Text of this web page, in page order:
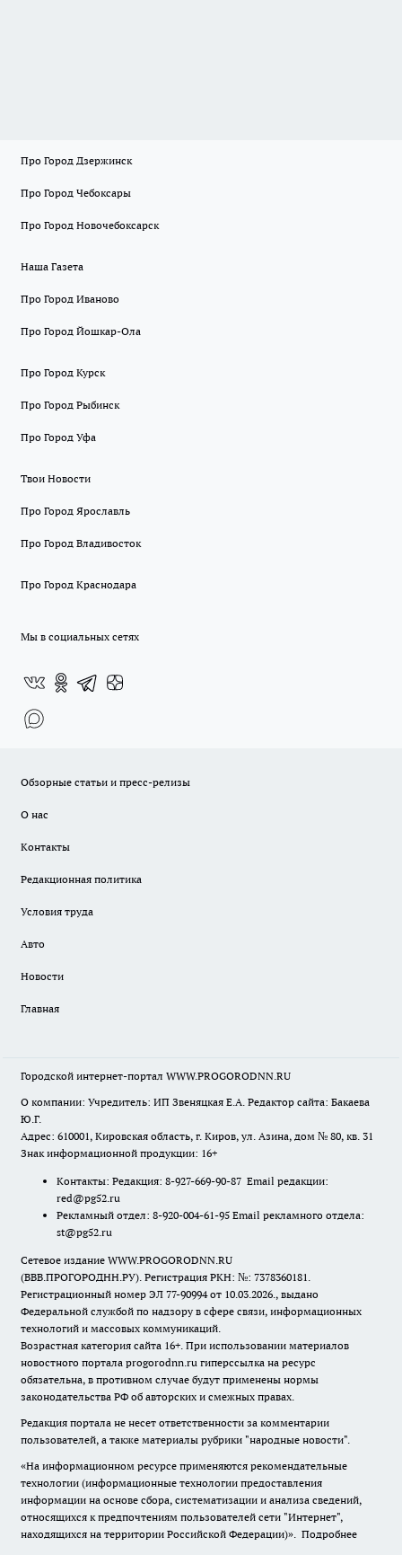
Про Город Дзержинск
Про Город Чебоксары
Про Город Новочебоксарск
Наша Газета
Про Город Иваново
Про Город Йошкар-Ола
Про Город Курск
Про Город Рыбинск
Про Город Уфа
Твои Новости
Про Город Ярославль
Про Город Владивосток
Про Город Краснодара
Мы в социальных сетях
Обзорные статьи и пресс-релизы
О нас
Контакты
Редакционная политика
Условия труда
Авто
Новости
Главная
Городской интернет-портал WWW.PROGORODNN.RU
О компании: Учредитель: ИП Звеняцкая Е.А. Редактор сайта: Бакаева
Ю.Г.
Адрес: 610001, Кировская область, г. Киров, ул. Азина, дом № 80, кв. 31
Знак информационной продукции: 16+
Контакты: Редакция: 8-927-669-90-87 Email редакции:
red@pg52.ru
Рекламный отдел: 8-920-004-61-95 Email рекламного отдела:
st@pg52.ru
Сетевое издание WWW.PROGORODNN.RU
(ВВВ.ПРОГОРОДНН.РУ). Регистрация РКН: №: 7378360181.
Регистрационный номер ЭЛ 77-90994 от 10.03.2026., выдано
Федеральной службой по надзору в сфере связи, информационных
технологий и массовых коммуникаций.
Возрастная категория сайта 16+. При использовании материалов
новостного портала progorodnn.ru гиперссылка на ресурс
обязательна, в противном случае будут применены нормы
законодательства РФ об авторских и смежных правах.
Редакция портала не несет ответственности за комментарии
пользователей, а также материалы рубрики "народные новости".
«На информационном ресурсе применяются рекомендательные
технологии (информационные технологии предоставления
информации на основе сбора, систематизации и анализа сведений,
относящихся к предпочтениям пользователей сети "Интернет",
находящихся на территории Российской Федерации)». Подробнее